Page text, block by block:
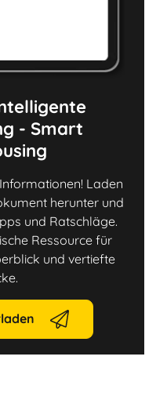
- Smart
Laden
herunter und
und Ratschläge.
Ressource für
und vertiefte